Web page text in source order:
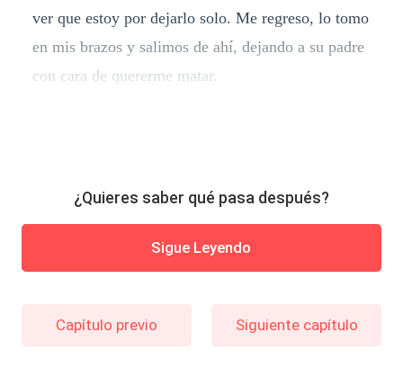
ver que estoy por dejarlo solo. Me regreso, lo tomo
en mis brazos y salimos de ahí, dejando a su padre
con cara de quererme matar.
¿Quieres saber qué pasa después?
Sigue Leyendo
Capítulo previo Siguiente capítulo